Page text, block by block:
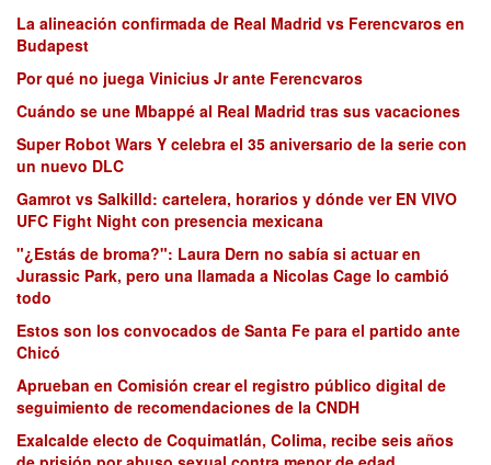
La alineación confirmada de Real Madrid vs Ferencvaros en
Budapest
Por qué no juega Vinicius Jr ante Ferencvaros
Cuándo se une Mbappé al Real Madrid tras sus vacaciones
Super Robot Wars Y celebra el 35 aniversario de la serie con
un nuevo DLC
Gamrot vs Salkilld: cartelera, horarios y dónde ver EN VIVO
UFC Fight Night con presencia mexicana
"¿Estás de broma?": Laura Dern no sabía si actuar en
Jurassic Park, pero una llamada a Nicolas Cage lo cambió
todo
Estos son los convocados de Santa Fe para el partido ante
Chicó
Aprueban en Comisión crear el registro público digital de
seguimiento de recomendaciones de la CNDH
Exalcalde electo de Coquimatlán, Colima, recibe seis años